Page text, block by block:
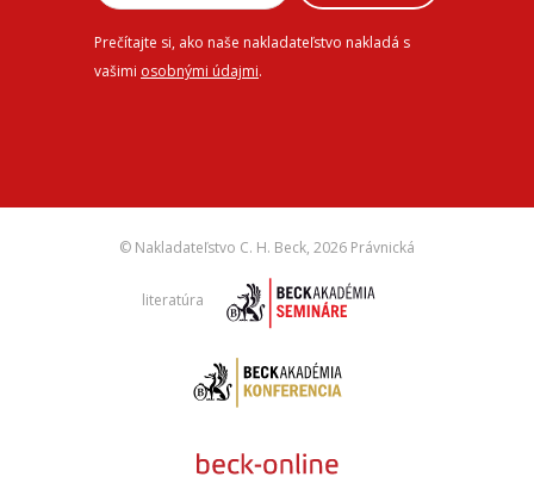
Prečítajte si, ako naše nakladateľstvo nakladá s
vašimi osobnými údajmi.
© Nakladateľstvo C. H. Beck, 2026 Právnická
literatúra